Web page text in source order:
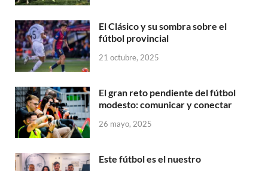
El Clásico y su sombra sobre el
fútbol provincial
21 octubre, 2025
El gran reto pendiente del fútbol
modesto: comunicar y conectar
26 mayo, 2025
Este fútbol es el nuestro